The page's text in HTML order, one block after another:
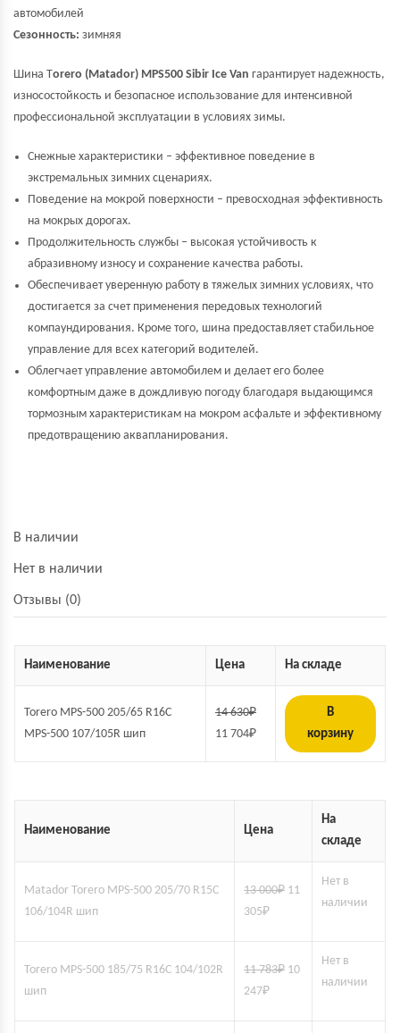
автомобилей
Сезонность: зимняя
Шина Torero (Matador) MPS500 Sibir Ice Van гарантирует надежность,
износостойкость и безопасное использование для интенсивной
профессиональной эксплуатации в условиях зимы.
Снежные характеристики – эффективное поведение в
экстремальных зимних сценариях.
Поведение на мокрой поверхности – превосходная эффективность
на мокрых дорогах.
Продолжительность службы – высокая устойчивость к
абразивному износу и сохранение качества работы.
Обеспечивает уверенную работу в тяжелых зимних условиях, что
достигается за счет применения передовых технологий
компаундирования. Кроме того, шина предоставляет стабильное
управление для всех категорий водителей.
Облегчает управление автомобилем и делает его более
комфортным даже в дождливую погоду благодаря выдающимся
тормозным характеристикам на мокром асфальте и эффективному
предотвращению аквапланирования.
В наличии
Нет в наличии
Отзывы (0)
Наименование Цена На складе
Torero MPS-500 205/65 R16C
MPS-500 107/105R шип
14 630₽
11 704₽
В
корзину
Наименование Цена
На
складе
Matador Torero MPS-500 205/70 R15C
106/104R шип
13 000₽ 11
305₽
Нет в
наличии
Torero MPS-500 185/75 R16C 104/102R
шип
11 783₽ 10
247₽
Нет в
наличии